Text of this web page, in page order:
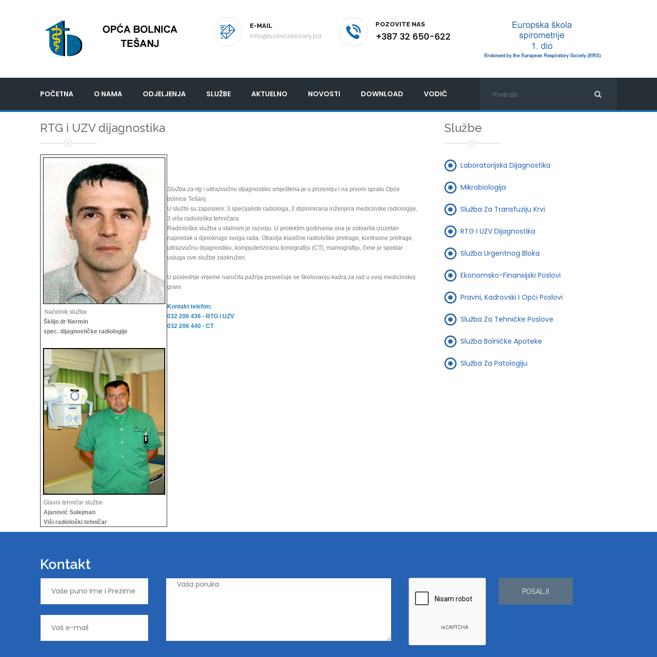
E-MAIL
info@bolnicatesanj.ba
POZOVITE NAS
+387 32 650-622
POČETNA O NAMA ODJELJENJA SLUŽBE AKTUELNO NOVOSTI DOWNLOAD VODIČ
RTG i UZV dijagnostika
Načelnik službe
Škiljo dr Nermin
spec. dijagnostičke radiologije
Glavni tehničar službe
Ajanović Sulejman
Viši radiološki tehničar
Služba za rtg i ultrazvučnu dijagnostiku smještena je u prizemlju i na prvom spratu Opće
bolnice Tešanj.
U službi su zaposleni: 3 specijaliste radiologa, 2 diplomirana inženjera medicinske radiologije,
3 viša radiološka tehničara.
Radiološka služba u stalnom je razvoju. U proteklim godinama ona je ostvarila izuzetan
napredak u djelokrugo svoga rada. Obavlja klasične radiološke pretrage, kontrasne pretrage,
ultrazvučnu dijagnostiku, kompjuteriziranu tomografiju (CT), mamografiju, čime je spektar
usluga ove službe zaokružen.
U poslednje vrijeme naročita pažnja posvećuje se školovanju kadra za rad u ovoj medicinskoj
grani.
Kontakt telefon:
032 206 436 - RTG i UZV
032 206 440 - CT
Službe
Laboratorijska Dijagnostika
Mikrobiologija
Služba Za Transfuziju Krvi
RTG I UZV Dijagnostika
Služba Urgentnog Bloka
Ekonomsko-Finansijski Poslovi
Pravni, Kadrovski I Opći Poslovi
Služba Za Tehničke Poslove
Služba Bolničke Apoteke
Služba Za Patologiju
Kontakt
POŠALJI